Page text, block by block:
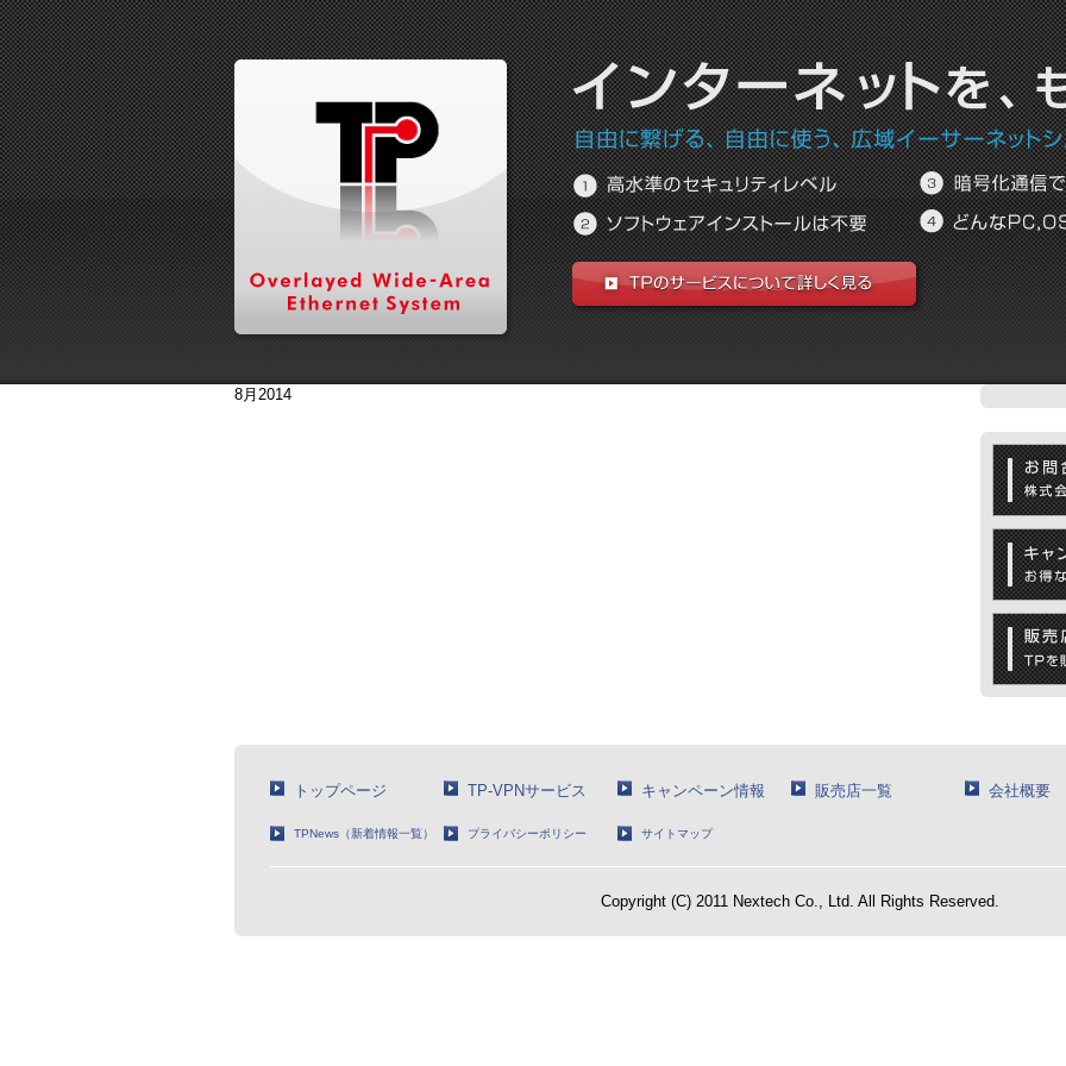
8月2014
トップページ TP-VPNサービス キャンペーン情報 販売店一覧 会社概要
TPNews（新着情報一覧） プライバシーポリシー サイトマップ
Copyright (C) 2011 Nextech Co., Ltd. All Rights Reserved.